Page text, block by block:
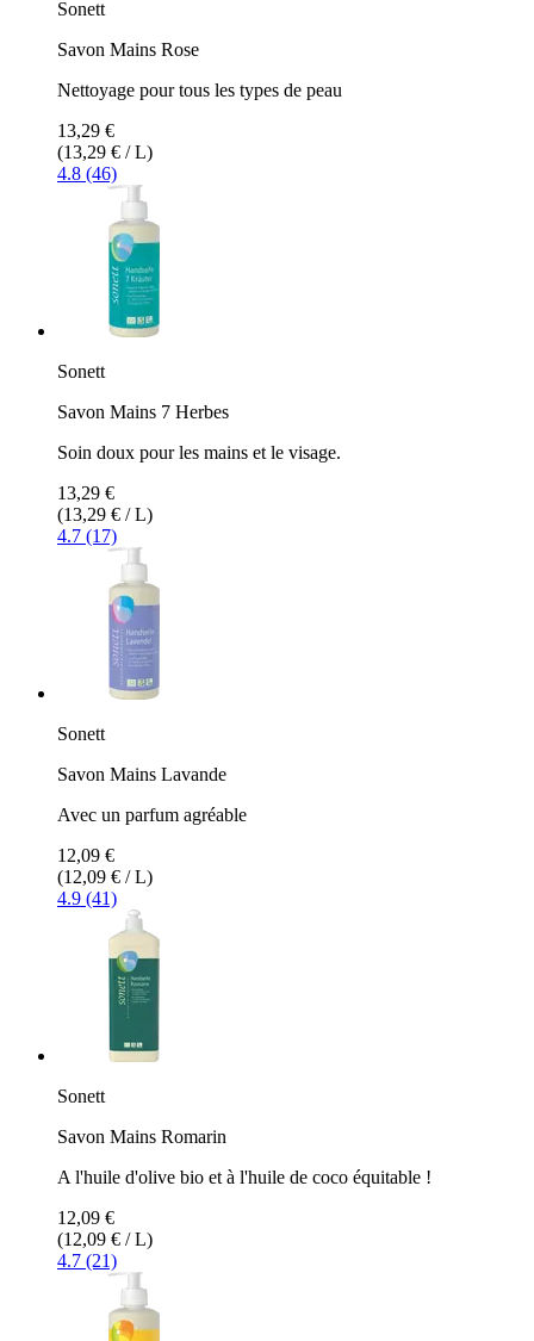
Sonett
Savon Mains Rose
Nettoyage pour tous les types de peau
13,29 €
(13,29 € / L)
4.8 (46)
Sonett
Savon Mains 7 Herbes
Soin doux pour les mains et le visage.
13,29 €
(13,29 € / L)
4.7 (17)
Sonett
Savon Mains Lavande
Avec un parfum agréable
12,09 €
(12,09 € / L)
4.9 (41)
Sonett
Savon Mains Romarin
A l'huile d'olive bio et à l'huile de coco équitable !
12,09 €
(12,09 € / L)
4.7 (21)